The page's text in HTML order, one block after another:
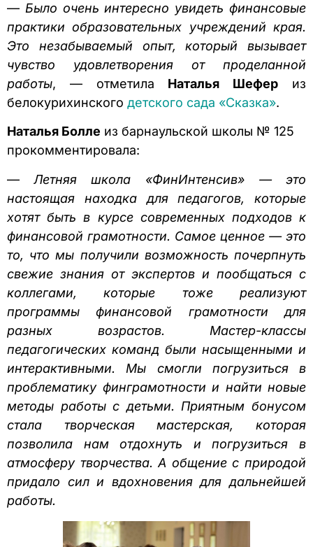
— Было очень интересно увидеть финансовые
практики образовательных учреждений края.
Это незабываемый опыт, который вызывает
чувство удовлетворения от проделанной
работы, — отметила Наталья Шефер из
белокурихинского детского сада «Сказка».
Наталья Болле из барнаульской школы № 125
прокомментировала:
—Летняя школа «ФинИнтенсив» — это
настоящая находка для педагогов, которые
хотят быть в курсе современных подходов к
финансовой грамотности. Самое ценное — это
то, что мы получили возможность почерпнуть
свежие знания от экспертов и пообщаться с
коллегами, которые тоже реализуют
программы финансовой грамотности для
разных возрастов.
Мастер-классы
педагогических команд были насыщенными и
интерактивными. Мы смогли погрузиться в
проблематику финграмотности и найти новые
методы работы с детьми. Приятным бонусом
стала творческая мастерская, которая
позволила нам отдохнуть и погрузиться в
атмосферу творчества. А общение с природой
придало сил и вдохновения для дальнейшей
работы.